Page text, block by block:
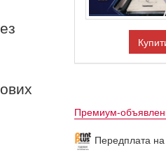
Премиум-
Передплата